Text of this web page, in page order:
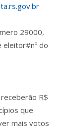
29000,
eleitor#nº do
R$
que
mais votos